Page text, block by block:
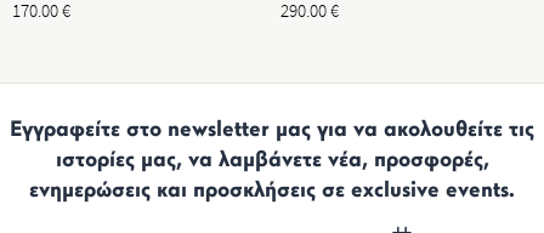
170.00€ 290.00€
Εγγραφείτε στο newsletter μας για να ακολουθείτε τις
ιστορίες μας, να λαμβάνετε νέα, προσφορές,
ενημερώσεις και προσκλήσεις σε exclusive events.